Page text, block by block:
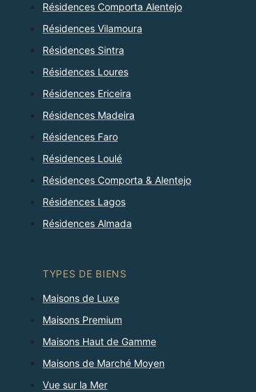
Résidences Comporta Alentejo
Résidences Vilamoura
Résidences Sintra
Résidences Loures
Résidences Ericeira
Résidences Madeira
Résidences Faro
Résidences Loulé
Résidences Comporta & Alentejo
Résidences Lagos
Résidences Almada
TYPES DE BIENS
Maisons de Luxe
Maisons Premium
Maisons Haut de Gamme
Maisons de Marché Moyen
Vue sur la Mer